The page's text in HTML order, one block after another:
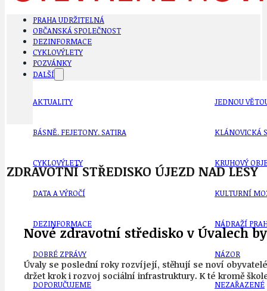
PRAHA UDRŽITELNÁ
OBČANSKÁ SPOLEČNOST
DEZINFORMACE
CYKLOVÝLETY
POZVÁNKY
DALŠÍ
AKTUALITY
BÁSNĚ. FEJETONY. SATIRA
CYKLOVÝLETY
DATA A VÝROČÍ
DEZINFORMACE
DOBRÉ ZPRÁVY
DOPORUČUJEME
JEDNOU
KLÁNOVICKÁ
KRUHOVÝ
KULTURNÍ
NÁDRAŽÍ
NÁZOR
NEZAŘAZENÉ
ZDRAVOTNÍ STŘEDISKO ÚJEZD NAD LESY
Nové zdravotní středisko v Úvalech
Úvaly se poslední roky rozvíjejí, stěhují se noví
držet krok i rozvoj sociální infrastruktury. K té kromě